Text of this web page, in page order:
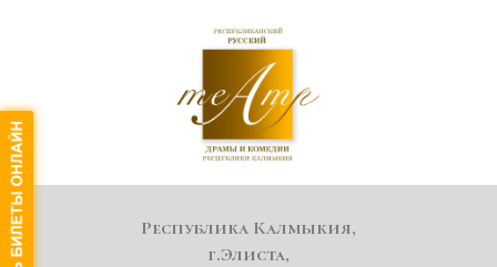
Республика Калмыкия,
г.Элиста,